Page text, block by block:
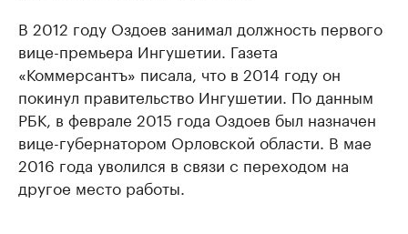
В 2012 году Оздоев занимал должность первого
вице-премьера Ингушетии. Газета
«Коммерсантъ» писала, что в 2014 году он
покинул правительство Ингушетии. По данным
РБК, в феврале 2015 года Оздоев был назначен
вице-губернатором Орловской области. В мае
2016 года уволился в связи с переходом на
другое место работы.